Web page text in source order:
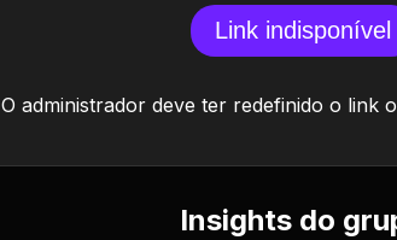
Link indisponível
O administrador deve ter redefinido o link
Insights do